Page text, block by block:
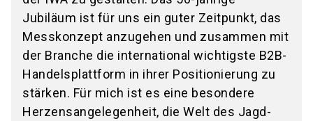
Jubiläum ist für uns ein guter Zeitpunkt, das
Messkonzept anzugehen und zusammen mit
der Branche die international wichtigste B2B-
Handelsplattform in ihrer Positionierung zu
stärken. Für mich ist es eine besondere
Herzensangelegenheit, die Welt des Jagd-